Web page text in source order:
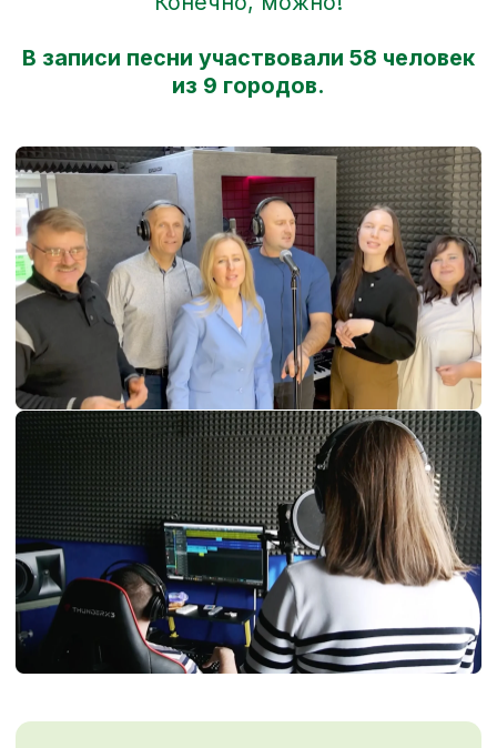
[Этап 3. Традиционный конкурс
на поздравление от каждой
площадки]
Каждая команда заранее записывала
бэкстейдж своего участия в записи
песни. Несмотря на общую идею — одна
песня, один ритм, одно настроение —
получилось абсолютно по‑разному.
Омская площадка, например, сняла
всё в формате криминального
сюжета. Кто‑то выбрал комиксы,
кто‑то — комедию.У каждого своё
настроение, свой почерк, свой голос.
А в финале получилась одна общая
драйвовая песня. После просмотра
в день Х руководители площадок
поочередно выходили в прямой эфир
и рассказывали, кому отдает голос
их команда — решение принималось